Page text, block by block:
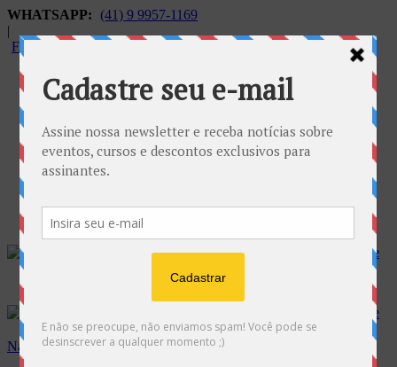
WHATSAPP:
(41) 9 9957-1169
|
FALECONOSCO@GNOSE.ORG.BR
Navegação